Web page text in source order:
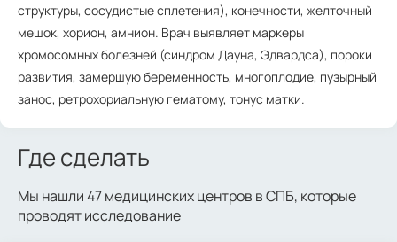
структуры, сосудистые сплетения), конечности, желточный
мешок, хорион, амнион. Врач выявляет маркеры
хромосомных болезней (синдром Дауна, Эдвардса), пороки
развития, замершую беременность, многоплодие, пузырный
занос, ретрохориальную гематому, тонус матки.
Где сделать
Мы нашли 47 медицинских центров в СПБ, которые
проводят исследование